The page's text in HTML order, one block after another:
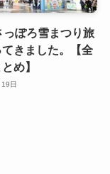
っぽろ雪まつり旅
きました。【全
め】
日